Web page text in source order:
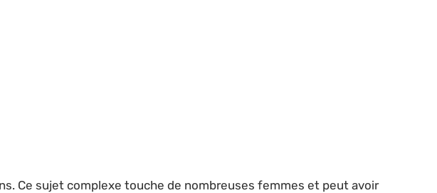
Ce sujet complexe touche de nombreuses femmes et peut avoir